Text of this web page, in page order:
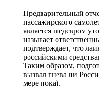
Предварительный
пассажирского
является шедевром
называет
подтверждает, что
российскими
Таким образом,
вызвал гнева ни
мере пока).